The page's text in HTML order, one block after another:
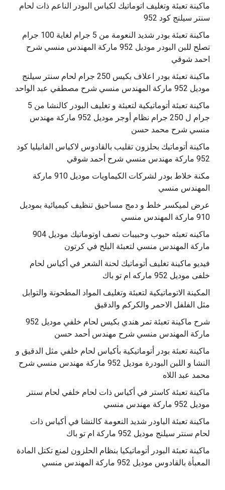
ماكينة تعبئة وتغليف اتوماتيك لكياس البودر الناعم ذات لحام
سنتر سيلنج كود 952
ماكينة تعبئة بودر شديد النعومة من 5 جرام لغاية 100 جرام
تصلح للبن البودر موديل 952 ماركة المهندس منسي شرح
احمد شوقي
ماكينة تعبئة بودر اعلاف بكيس 250 جرام لحام سنتر سيلنج
موديل 952 ماركة المهندس منسي شرح مصطفي عبد الواحد
ماكينة تعبئة أتوماتيكية لتعبئة و تغليف البودر كالنشا من 5
جرام ل 250 جرام نظام أوجر موديل 952 ماركة مهندس
منسي شرح محمد حسن
‫ماكينة أتوماتيك بحلزون تقليب بالقادوس لاكياس الفانيليا كود
مكنة خلاط بودر لشركات الكيماويات موديل 910 ماركة
المهندس منسي
عرض لميكسر خلط و دمج مساحيق تنظيف كيميائية بموديل
910 ماركة المهندس منسي
‫ماكينه تعبئه حبوب وحبيبات نصف اوتوماتيك موديل 904
‫فيديو ماكينة تغليف أتوماتيك لحنة الشعر في أكياس لحام
خلفى موديل 952 ماركه ام تو باك
المكينة الاتوماتيكية لتعبئة وتغليف المواد المطحونة والتوابل
مثل الفلفل الاحمر والكركم والدقيق
‫شرح ماكينة تعبئة تمر هندي بكيس لحام خلفي موديل 952
ماكينة تعبئة بودر أتوماتيكية بأكياس لحام خلفي مثل الدقيق و
النشا و اللبن البودرة موديل 952 ماركة مهندس منسي شرح
محمد عبد اللاه
‫ماكينة تعبئة كاستر في أكياس ذات لحام خلفي لحام سنتر
موديل 952 ماركة مهندس منسي
‫ماكينة تعبئة الباودر شديد النعومة كالنشا في أكياس ذات
‫ماكينة تعبئة البودر أتوماتيكيا بنظام الحلزون لمنع تكتل المادة